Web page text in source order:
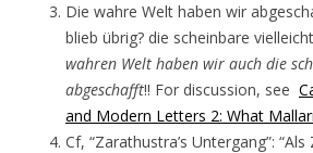
Die wahre Welt haben wir
blieb übrig? die scheinbare
wahren Welt haben wir auch die
abgeschafft!! For discussion, see
and Modern Letters 2: What
Cf, “Zarathustra’s Untergang”: